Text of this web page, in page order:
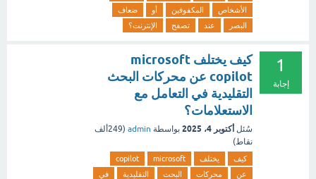
الأشخاص
المكفوفين أو
ضعاف
البصر
عند تصفح الإنترنت؟
1
إجابة
كيف يختلف microsoft
copilot عن محركات البحث
التقليدية في التعامل مع
الاستعلامات؟
سُئل أكتوبر 4، 2025 بواسطة admin
(249ألف
نقاط)
كيف يختلف microsoft
copilot
عن
محركات البحث التقليدية في